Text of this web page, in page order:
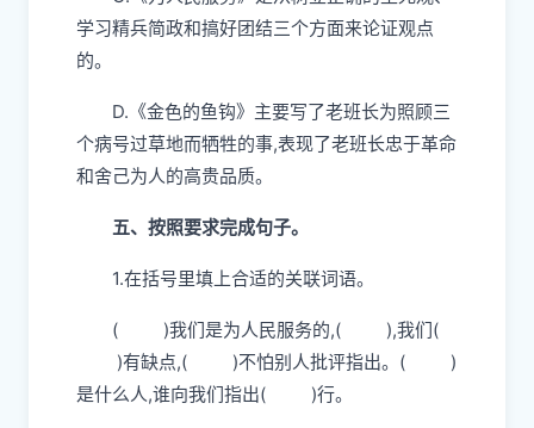
学习精兵简政和搞好团结三个方面来论证观点
的。
D.《金色的鱼钩》主要写了老班长为照顾三
个病号过草地而牺牲的事,表现了老班长忠于革命
和舍己为人的高贵品质。
五、按照要求完成句子。
1.在括号里填上合适的关联词语。
( )我们是为人民服务的,( ),我们(
)有缺点,( )不怕别人批评指出。( )
是什么人,谁向我们指出( )行。